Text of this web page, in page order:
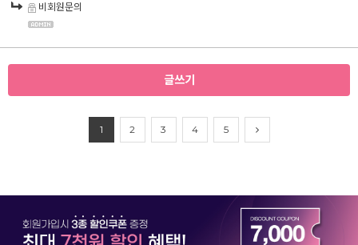
비회원문의
글쓰기
1 2 3 4 5